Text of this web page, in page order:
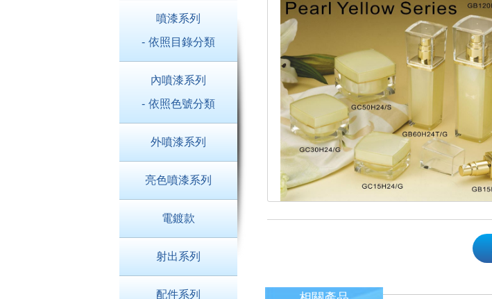
噴漆系列
- 依照目錄分類
內噴漆系列
- 依照色號分類
外噴漆系列
亮色噴漆系列
電鍍款
射出系列
配件系列